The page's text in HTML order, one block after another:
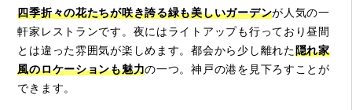
四季折々の花たちが咲き誇る緑も美しいガーデンが人気の一
軒家レストランです。夜にはライトアップも行っており昼間
とは違った雰囲気が楽しめます。都会から少し離れた隠れ家
風のロケーションも魅力の一つ。神戸の港を見下ろすことが
できます。